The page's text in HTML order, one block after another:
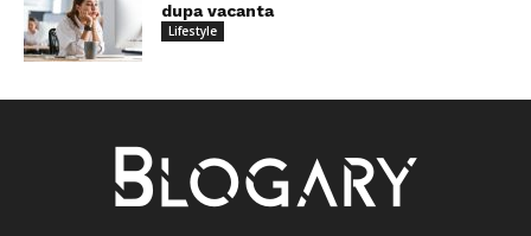
dupa vacanta
Lifestyle